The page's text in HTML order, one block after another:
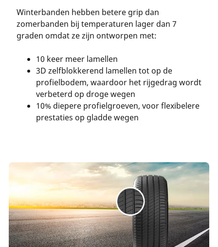
Winterbanden hebben betere grip dan
zomerbanden bij temperaturen lager dan 7
graden omdat ze zijn ontworpen met:
10 keer meer lamellen
3D zelfblokkerend lamellen tot op de
profielbodem, waardoor het rijgedrag wordt
verbeterd op droge wegen
10% diepere profielgroeven, voor flexibelere
prestaties op gladde wegen